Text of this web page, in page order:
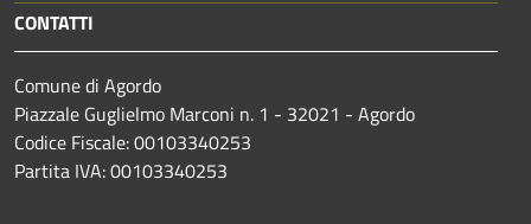
CONTATTI
Comune di Agordo
Piazzale Guglielmo Marconi n. 1 - 32021 - Agordo
Codice Fiscale: 00103340253
Partita IVA: 00103340253